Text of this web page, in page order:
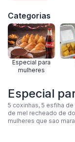
Categorias
Especial para
mulheres
Especial
5 coxinhas, 5 esfiha
de mel recheado de
mulheres que sao